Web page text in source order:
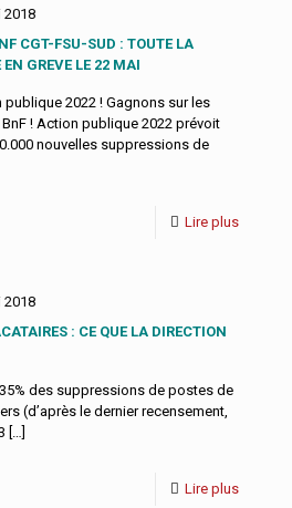
2018
CGT-FSU-SUD : TOUTE LA
GREVE LE 22 MAI
2022 ! Gagnons sur les
! Action publique 2022 prévoit
nouvelles suppressions de
Lire plus
2018
: CE QUE LA DIRECTION
des suppressions de postes de
(d’après le dernier recensement,
[…]
Lire plus